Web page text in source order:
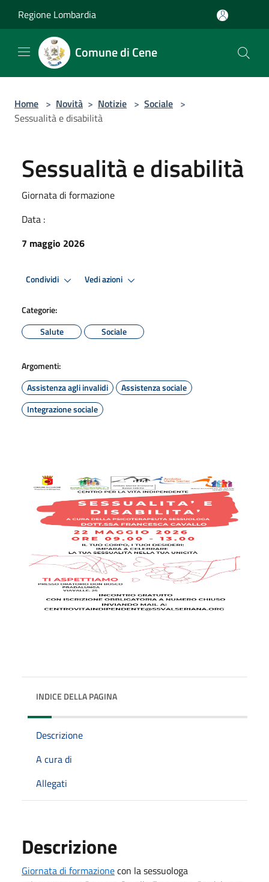
Regione Lombardia
Comune di Cene
Home > Novità > Notizie > Sociale >
Sessualità e disabilità
Sessualità e disabilità
Giornata di formazione
Data :
7 maggio 2026
Condividi Vedi azioni
Categorie:
Salute
Sociale
Argomenti:
Assistenza agli invalidi
Assistenza sociale
Integrazione sociale
INDICE DELLA PAGINA
Descrizione
A cura di
Allegati
Descrizione
Giornata di formazionecon la sessuologa